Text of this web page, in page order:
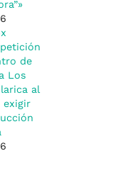
de
Los
al
exigir